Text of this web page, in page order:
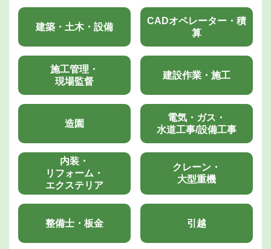
建築・土木・設備
CADオペレーター・積
算
施工管理・
現場監督
建設作業・施工
造園
電気・ガス・
水道工事/設備工事
内装・
リフォーム・
エクステリア
クレーン・
大型重機
整備士・板金 引越